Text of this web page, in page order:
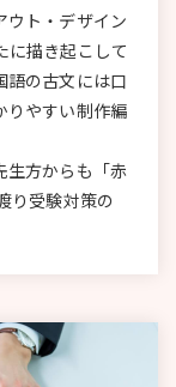
ウト・デザイン
に描き起こして
語の古文には口
りやすい制作編
生方からも「赤
り受験対策の